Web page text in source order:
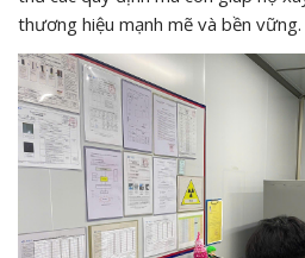
thương hiệu mạnh mẽ và bền vững.